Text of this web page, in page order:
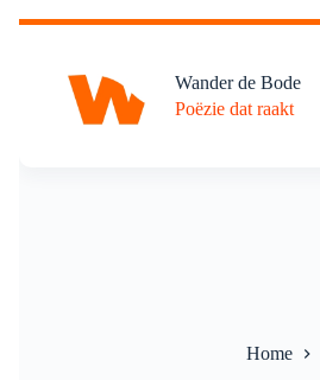
Ga
Wander de Bode
Poëzie dat raakt
Home